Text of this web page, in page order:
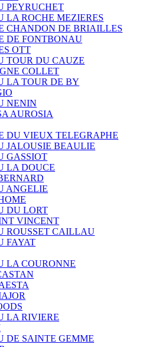
PEYRUCHET
LA ROCHE MEZIERES
CHANDON DE BRIAILLES
DE FONTBONAU
OTT
TOUR DU CAUZE
COLLET
LA TOUR DE BY
NENIN
AUROSIA
DU VIEUX TELEGRAPHE
JALOUSIE BEAULIE
GASSIOT
LA DOUCE
ANGELIE
DU LORT
VINCENT
ROUSSET CAILLAU
FAYAT
LA COURONNE
LA RIVIERE
DE SAINTE GEMME